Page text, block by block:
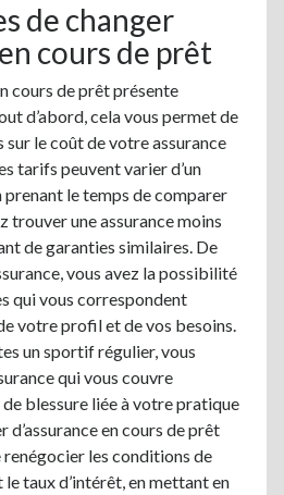
de changer
cours de prêt
cours de prêt présente
d’abord, cela vous permet de
sur le coût de votre assurance
tarifs peuvent varier d’un
prenant le temps de comparer
trouver une assurance moins
de garanties similaires. De
vous avez la possibilité
qui vous correspondent
votre profil et de vos besoins.
un sportif régulier, vous
qui vous couvre
blessure liée à votre pratique
d’assurance en cours de prêt
renégocier les conditions de
taux d’intérêt, en mettant en